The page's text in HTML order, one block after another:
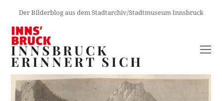
Der Bilderblog aus dem Stadtarchiv/Stadtmuseum Innsbruck
INNSBRUCK
ERINNERT SICH